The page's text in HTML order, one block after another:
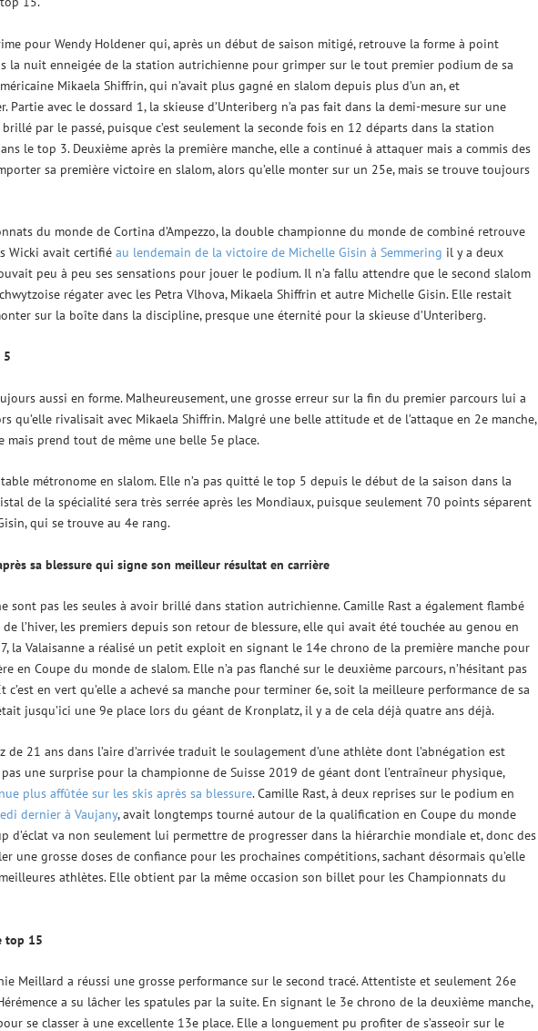
pour Wendy Holdener qui, après un début de saison mitigé, retrouve la forme à point
la nuit enneigée de la station autrichienne pour grimper sur le tout premier podium de sa
Mikaela Shiffrin, qui n’avait plus gagné en slalom depuis plus d’un an, et
Partie avec le dossard 1, la skieuse d’Unteriberg n’a pas fait dans la demi-mesure sur une
par le passé, puisque c’est seulement la seconde fois en 12 départs dans la station
le top 3. Deuxième après la première manche, elle a continué à attaquer mais a commis des
sa première victoire en slalom, alors qu’elle monter sur un 25e, mais se trouve toujours
du monde de Cortina d’Ampezzo, la double championne du monde de combiné retrouve
Wicki avait certifié au lendemain de la victoire de Michelle Gisin à Semmering il y a deux
peu à peu ses sensations pour jouer le podium. Il n’a fallu attendre que le second slalom
régater avec les Petra Vlhova, Mikaela Shiffrin et autre Michelle Gisin. Elle restait
sur la boîte dans la discipline, presque une éternité pour la skieuse d’Unteriberg.
5
aussi en forme. Malheureusement, une grosse erreur sur la fin du premier parcours lui a
qu’elle rivalisait avec Mikaela Shiffrin. Malgré une belle attitude et de l’attaque en 2e manche,
mais prend tout de même une belle 5e place.
métronome en slalom. Elle n’a pas quitté le top 5 depuis le début de la saison dans la
de la spécialité sera très serrée après les Mondiaux, puisque seulement 70 points séparent
qui se trouve au 4e rang.
sa blessure qui signe son meilleur résultat en carrière
sont pas les seules à avoir brillé dans station autrichienne. Camille Rast a également flambé
l’hiver, les premiers depuis son retour de blessure, elle qui avait été touchée au genou en
la Valaisanne a réalisé un petit exploit en signant le 14e chrono de la première manche pour
en Coupe du monde de slalom. Elle n’a pas flanché sur le deuxième parcours, n’hésitant pas
en vert qu’elle a achevé sa manche pour terminer 6e, soit la meilleure performance de sa
jusqu’ici une 9e place lors du géant de Kronplatz, il y a de cela déjà quatre ans déjà.
de 21 ans dans l’aire d’arrivée traduit le soulagement d’une athlète dont l’abnégation est
pas une surprise pour la championne de Suisse 2019 de géant dont l’entraîneur physique,
plus affûtée sur les skis après sa blessure. Camille Rast, à deux reprises sur le podium en
dernier à Vaujany, avait longtemps tourné autour de la qualification en Coupe du monde
d’éclat va non seulement lui permettre de progresser dans la hiérarchie mondiale et, donc des
une grosse doses de confiance pour les prochaines compétitions, sachant désormais qu’elle
athlètes. Elle obtient par la même occasion son billet pour les Championnats du
top 15
Meillard a réussi une grosse performance sur le second tracé. Attentiste et seulement 26e
a su lâcher les spatules par la suite. En signant le 3e chrono de la deuxième manche,
se classer à une excellente 13e place. Elle a longuement pu profiter de s’asseoir sur le